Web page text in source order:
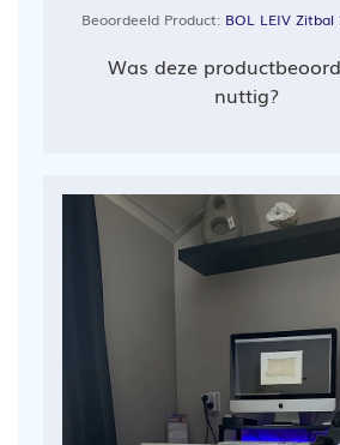
Beoordeeld Product: BOL LEIV Zitbal
Was deze
nuttig?